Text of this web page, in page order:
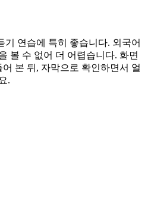
기 연습에 특히 좋습니다. 외국어
볼 수 없어 더 어렵습니다. 화면
본 뒤, 자막으로 확인하면서 얼
.